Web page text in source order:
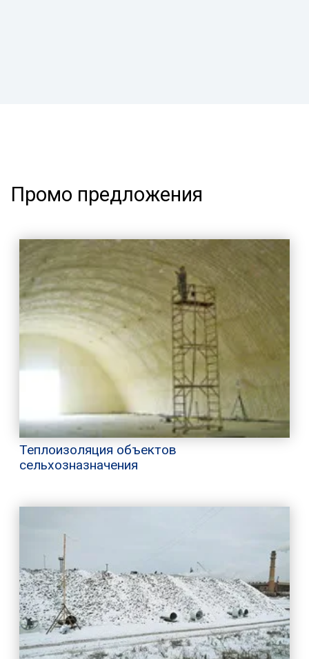
Промо предложения
Теплоизоляция объектов
сельхозназначения